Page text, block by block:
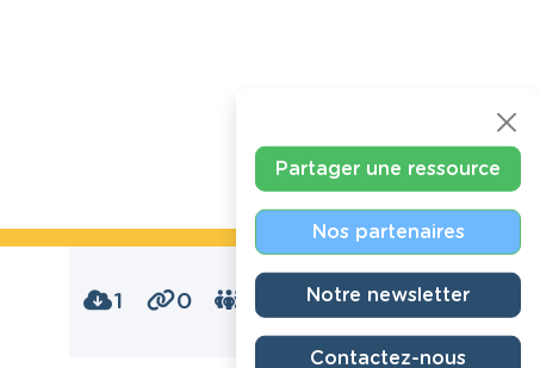
1 0
Partager une ressource
Nos partenaires
Notre newsletter
Contactez-nous